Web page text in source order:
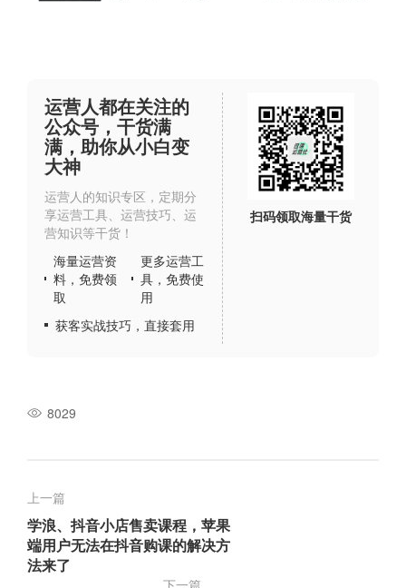
运营人都在关注的
公众号，干货满
满，助你从小白变
大神
运营人的知识专区，定期分
享运营工具、运营技巧、运
营知识等干货！
海量运营资
料，免费领
取
更多运营工
具，免费使
用
获客实战技巧，直接套用
扫码领取海量干货
8029
上一篇
学浪、抖音小店售卖课程，苹果
端用户无法在抖音购课的解决方
法来了